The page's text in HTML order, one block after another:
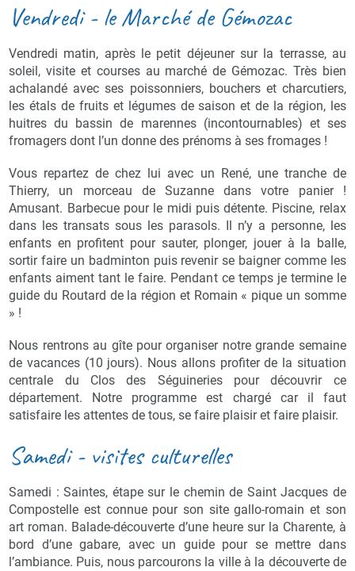
Vendredi - le Marché de Gémozac
Vendredi matin, après le petit déjeuner sur la terrasse, au
soleil, visite et courses au marché de Gémozac. Très bien
achalandé avec ses poissonniers, bouchers et charcutiers,
les étals de fruits et légumes de saison et de la région, les
huitres du bassin de marennes (incontournables) et ses
fromagers dont l’un donne des prénoms à ses fromages !
Vous repartez de chez lui avec un René, une tranche de
Thierry, un morceau de Suzanne dans votre panier !
Amusant. Barbecue pour le midi puis détente. Piscine, relax
dans les transats sous les parasols. Il n’y a personne, les
enfants en profitent pour sauter, plonger, jouer à la balle,
sortir faire un badminton puis revenir se baigner comme les
enfants aiment tant le faire. Pendant ce temps je termine le
guide du Routard de la région et Romain « pique un somme
» !
Nous rentrons au gîte pour organiser notre grande semaine
de vacances (10 jours). Nous allons profiter de la situation
centrale du Clos des Séguineries pour découvrir ce
département. Notre programme est chargé car il faut
satisfaire les attentes de tous, se faire plaisir et faire plaisir.
Samedi - visites culturelles
Samedi : Saintes, étape sur le chemin de Saint Jacques de
Compostelle est connue pour son site gallo-romain et son
art roman. Balade-découverte d’une heure sur la Charente, à
bord d’une gabare, avec un guide pour se mettre dans
l’ambiance. Puis, nous parcourons la ville à la découverte de